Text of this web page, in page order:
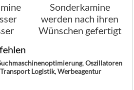
Sonderkamine
werden nach ihren
Wünschen gefertigt
,Oszillatoren
Transport Logistik,Werbeagentur